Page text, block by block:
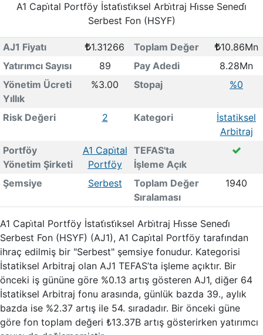
A1 Capi̇tal Portföy İstati̇sti̇ksel Arbi̇traj Hi̇sse Senedi̇
Serbest Fon (HSYF)
AJ1 Fiyatı 1.31266 Toplam Değer
10.86Mn
Yatırımcı Sayısı
89 Pay Adedi
8.28Mn
Yönetim Ücreti
Yıllık
%3.00 Stopaj %0
Risk Değeri 2 Kategori
İstatiksel
Arbitraj
Portföy
Yönetim Şirketi
A1 Capi̇tal
Portföy
TEFAS'ta
İşleme Açık
Şemsiye
Serbest
Toplam Değer
Sıralaması
1940
A1 Capi̇tal Portföy İstati̇sti̇ksel Arbi̇traj Hi̇sse Senedi̇
Serbest Fon (HSYF) (AJ1), A1 Capi̇tal Portföy tarafından
ihraç edilmiş bir "Serbest" şemsiye fonudur. Kategorisi
İstatiksel Arbitraj olan AJ1 TEFAS’ta işleme açıktır. Bir
önceki iş gününe göre %0.13 artış gösteren AJ1, diğer 64
İstatiksel Arbitraj fonu arasında, günlük bazda 39., aylık
bazda ise %2.37 artış ile 54. sıradadır. Bir önceki güne
göre fon toplam değeri ₺13.37B artış gösterirken yatırımcı